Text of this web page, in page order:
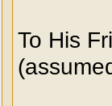
To His